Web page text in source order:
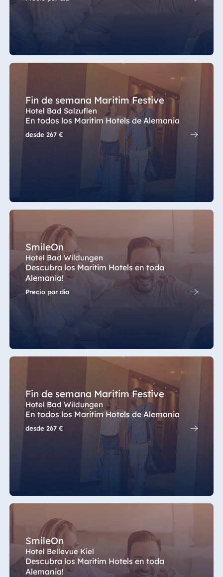
Spa Malta
Resort & Spa
Fin de semana Maritim Festive
Hotel Bad Salzuflen
En todos los Maritim Hotels de Alemania
desde 267 €
SmileOn
Hotel Bad Wildungen
Descubra los Maritim Hotels en toda
Alemania!
Precio por día
Fin de semana Maritim Festive
Hotel Bad Wildungen
En todos los Maritim Hotels de Alemania
desde 267 €
SmileOn
Hotel Bellevue Kiel
Descubra los Maritim Hotels en toda
Alemania!